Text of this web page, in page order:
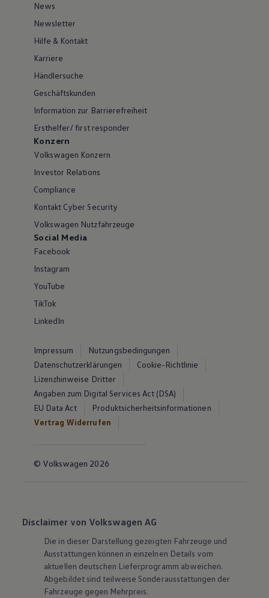
News
Newsletter
Hilfe & Kontakt
Karriere
Händlersuche
Geschäftskunden
Information zur Barrierefreiheit
Ersthelfer/ first responder
Konzern
Volkswagen Konzern
Investor Relations
Compliance
Kontakt Cyber Security
Volkswagen Nutzfahrzeuge
Social Media
Facebook
Instagram
YouTube
TikTok
LinkedIn
Impressum
Nutzungsbedingungen
Datenschutzerklärungen
Cookie-Richtlinie
Lizenzhinweise Dritter
Angaben zum Digital Services Act (DSA)
EU Data Act
Produktsicherheitsinformationen
Vertrag Widerrufen
© Volkswagen 2026
Disclaimer von Volkswagen AG
Die in dieser Darstellung gezeigten Fahrzeuge und
Ausstattungen können in einzelnen Details vom
aktuellen deutschen Lieferprogramm abweichen.
Abgebildet sind teilweise Sonderausstattungen der
Fahrzeuge gegen Mehrpreis.